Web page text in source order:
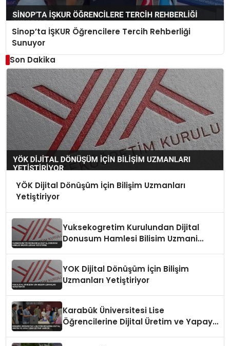
Sinop’ta İŞKUR Öğrencilere Tercih Rehberliği
Sunuyor
Son Dakika
YÖK Dijital Dönüşüm İçin Bilişim Uzmanları
Yetiştiriyor
Yuksekogretim Kurulundan Dijital
Donusum Hamlesi Bilisim Uzmani
YOK Dijital Dönüşüm İçin Bilişim
Uzmanları Yetiştiriyor
Karabük Üniversitesi Lise
Öğrencilerine Dijital Üretim ve Yapay